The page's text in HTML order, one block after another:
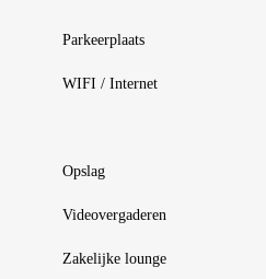
Parkeerplaats
WIFI / Internet
Opslag
Videovergaderen
Zakelijke lounge